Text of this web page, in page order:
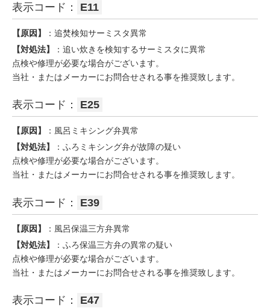
表示コード： E11
【原因】
：追焚検知サーミスタ異常
【対処法】
：追い炊きを検知するサーミスタに異常
点検や修理が必要な場合がございます。
当社・またはメーカーにお問合せされる事を推奨致します。
表示コード： E25
【原因】
：風呂ミキシング弁異常
【対処法】
：ふろミキシング弁が故障の疑い
点検や修理が必要な場合がございます。
当社・またはメーカーにお問合せされる事を推奨致します。
表示コード： E39
【原因】
：風呂保温三方弁異常
【対処法】
：ふろ保温三方弁の異常の疑い
点検や修理が必要な場合がございます。
当社・またはメーカーにお問合せされる事を推奨致します。
表示コード： E47